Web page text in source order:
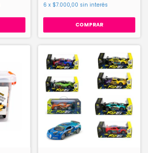
6 x $7.000,00 sin interés